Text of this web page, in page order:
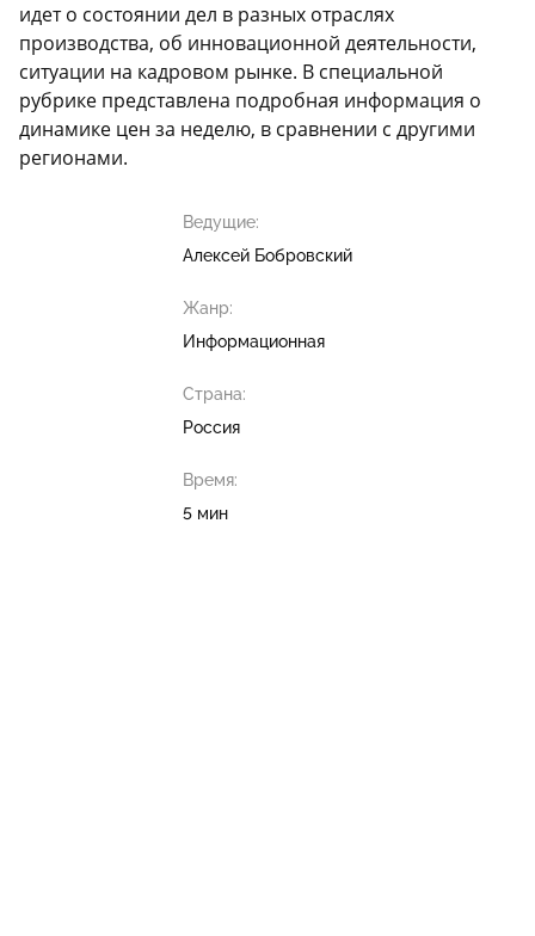
идет о состоянии дел в разных отраслях
производства, об инновационной деятельности,
ситуации на кадровом рынке. В специальной
рубрике представлена подробная информация о
динамике цен за неделю, в сравнении с другими
регионами.
Ведущие:
Алексей Бобровский
Жанр:
Информационная
Страна:
Россия
Время:
5 мин